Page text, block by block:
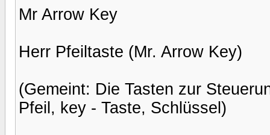
Mr Arrow Key
Herr Pfeiltaste (Mr. Arrow Key)
(Gemeint: Die Tasten zur
Pfeil, key - Taste, Schlüssel)